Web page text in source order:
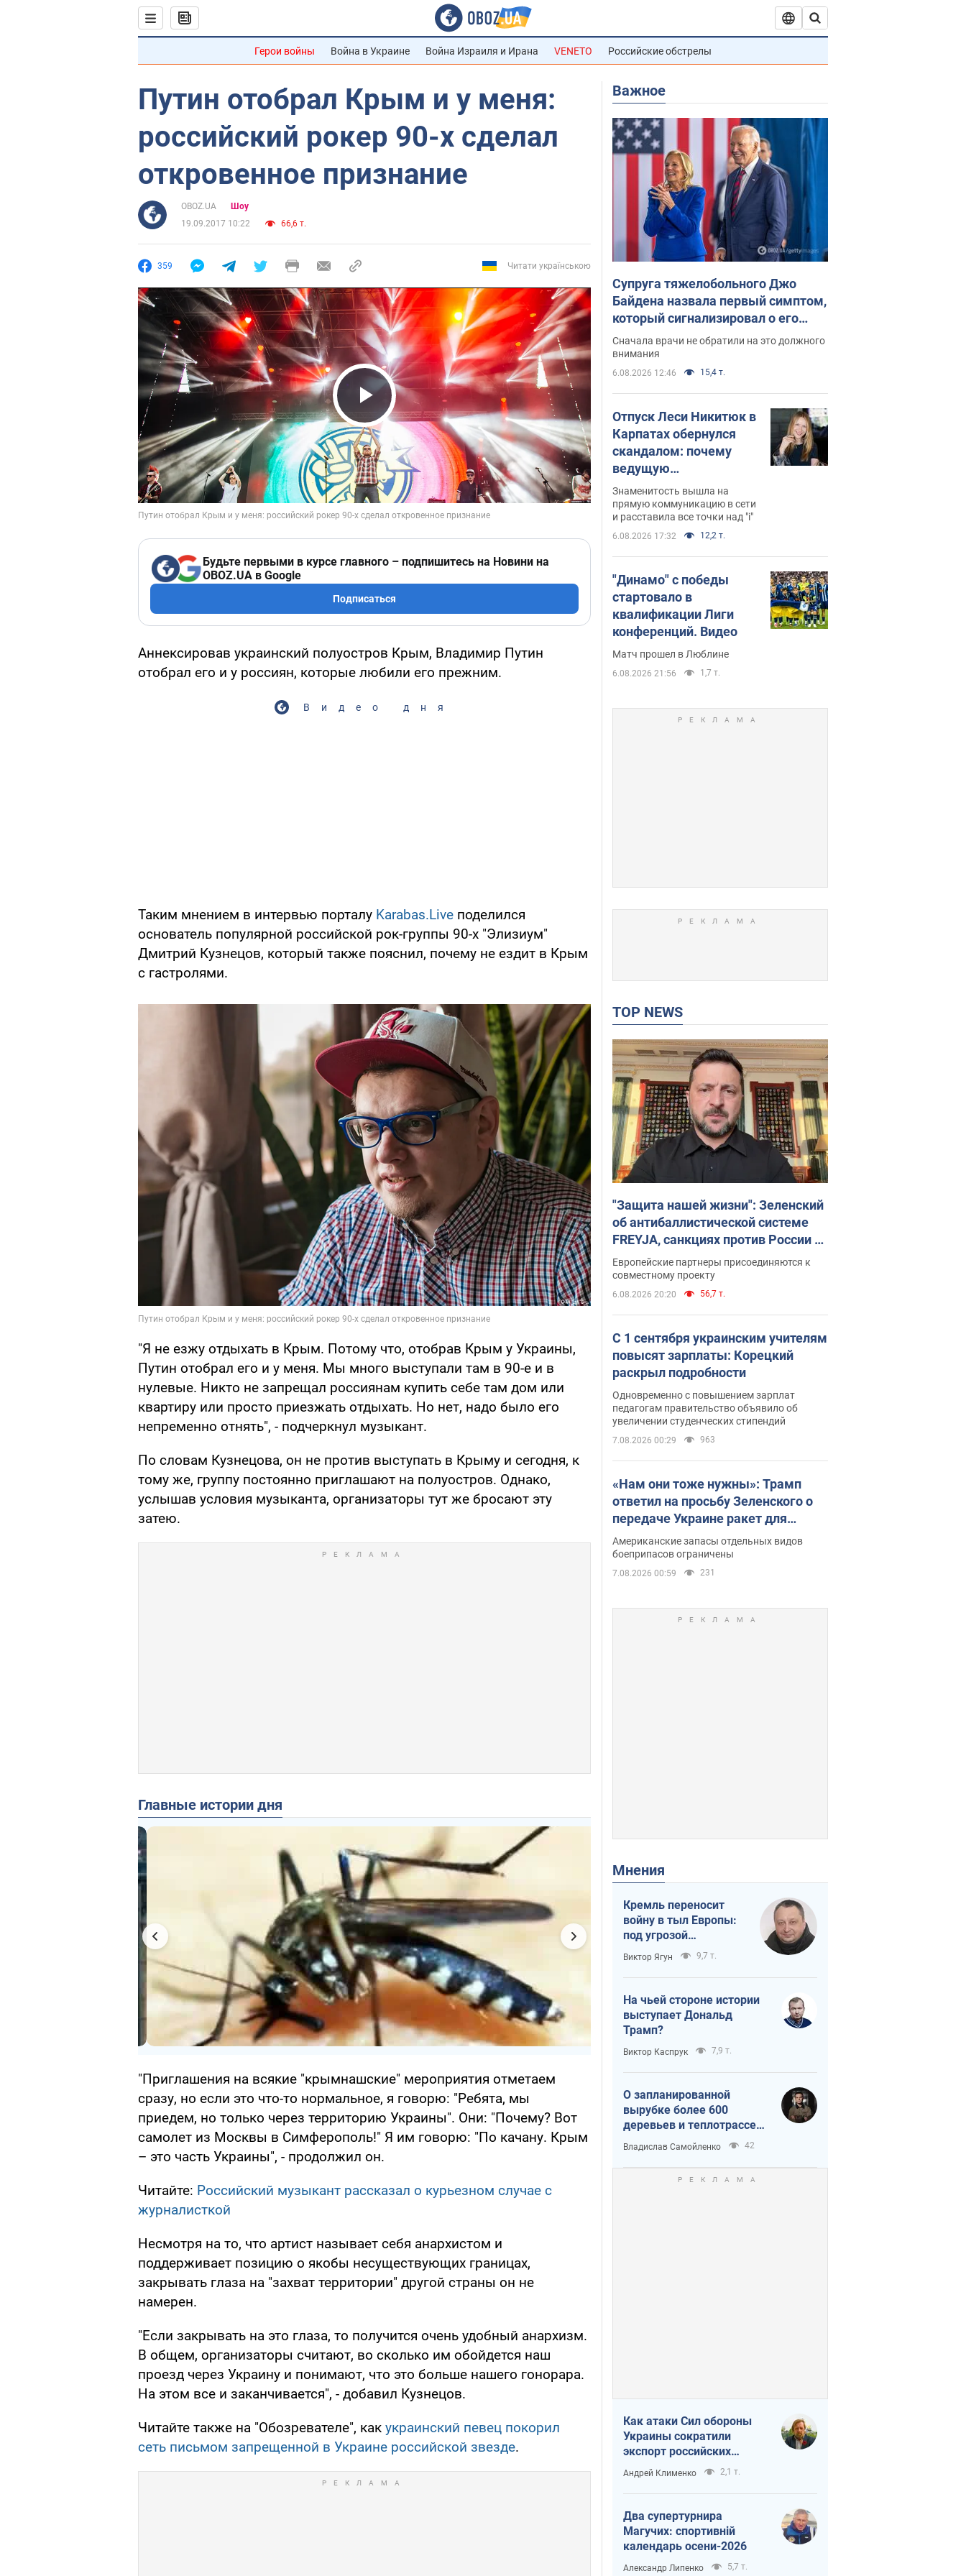
Герои войны Война в Украине Война Израиля и Ирана VENETO Российские обстрелы
Путин отобрал Крым и у меня:
российский рокер 90-х сделал
откровенное признание
OBOZ.UA
Шоу
19.09.2017 10:22
66,6 т.
359 Читати українською
Play Video
Будьте первыми в курсе главного – подпишитесь на Новини на
OBOZ.UA в Google
Подписаться
Аннексировав украинский полуостров Крым, Владимир Путин
отобрал его и у россиян, которые любили его прежним.
Видео дня
Таким мнением в интервью порталу Karabas.Live поделился
основатель популярной российской рок-группы 90-х "Элизиум"
Дмитрий Кузнецов, который также пояснил, почему не ездит в Крым
с гастролями.
"Я не езжу отдыхать в Крым. Потому что, отобрав Крым у Украины,
Путин отобрал его и у меня. Мы много выступали там в 90-е и в
нулевые. Никто не запрещал россиянам купить себе там дом или
квартиру или просто приезжать отдыхать. Но нет, надо было его
непременно отнять", - подчеркнул музыкант.
По словам Кузнецова, он не против выступать в Крыму и сегодня, к
тому же, группу постоянно приглашают на полуостров. Однако,
услышав условия музыканта, организаторы тут же бросают эту
затею.
Главные истории дня
"Приглашения на всякие "крымнашские" мероприятия отметаем
сразу, но если это что-то нормальное, я говорю: "Ребята, мы
приедем, но только через территорию Украины". Они: "Почему? Вот
самолет из Москвы в Симферополь!" Я им говорю: "По качану. Крым
– это часть Украины", - продолжил он.
Читайте: Российский музыкант рассказал о курьезном случае с
журналисткой
Несмотря на то, что артист называет себя анархистом и
поддерживает позицию о якобы несуществующих границах,
закрывать глаза на "захват территории" другой страны он не
намерен.
"Если закрывать на это глаза, то получится очень удобный анархизм.
В общем, организаторы считают, во сколько им обойдется наш
проезд через Украину и понимают, что это больше нашего гонорара.
На этом все и заканчивается", - добавил Кузнецов.
Читайте также на "Обозревателе", как украинский певец покорил
сеть письмом запрещенной в Украине российской звезде.
Важное
Супруга тяжелобольного Джо
Байдена назвала первый симптом,
который сигнализировал о его
"агрессивном" раке
Сначала врачи не обратили на это должного
внимания
6.08.2026 12:46 15,4 т.
Отпуск Леси Никитюк в
Карпатах обернулся
скандалом: почему
ведущую
несправедливо
захейтили
Знаменитость вышла на
прямую коммуникацию в сети
и расставила все точки над "i"
6.08.2026 17:32 12,2 т.
"Динамо" с победы
стартовало в
квалификации Лиги
конференций. Видео
Матч прошел в Люблине
6.08.2026 21:56 1,7 т.
TOP NEWS
"Защита нашей жизни": Зеленский
об антибаллистической системе
FREYJA, санкциях против России и
поддержке аграриев. Видео
Европейские партнеры присоединяются к
совместному проекту
6.08.2026 20:20 56,7 т.
С 1 сентября украинским учителям
повысят зарплаты: Корецкий
раскрыл подробности
Одновременно с повышением зарплат
педагогам правительство объявило об
увеличении студенческих стипендий
7.08.2026 00:29 963
«Нам они тоже нужны»: Трамп
ответил на просьбу Зеленского о
передаче Украине ракет для
Patriot
Американские запасы отдельных видов
боеприпасов ограничены
7.08.2026 00:59 231
Мнения
Кремль переносит
войну в тыл Европы:
под угрозой
критическая
логистика
Виктор Ягун 9,7 т.
На чьей стороне истории
выступает Дональд
Трамп?
Виктор Каспрук 7,9 т.
О запланированной
вырубке более 600
деревьев и теплотрассе:
что происходит на
Теремках в Киеве
Владислав Самойленко 42
Как атаки Сил обороны
Украины сократили
экспорт российских
нефтепродуктов
Андрей Клименко 2,1 т.
Два супертурнира
Магучих: спортивній
календарь осени-2026
Александр Липенко 5,7 т.